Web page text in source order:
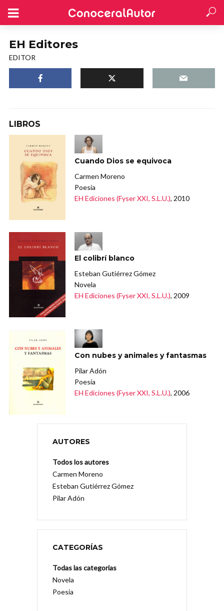
EH Editores
EDITOR
LIBROS
Cuando Dios se equivoca
Carmen Moreno
Poesía
EH Ediciones (Fyser XXI, S.L.U.), 2010
El colibrí blanco
Esteban Gutiérrez Gómez
Novela
EH Ediciones (Fyser XXI, S.L.U.), 2009
Con nubes y animales y fantasmas
Pilar Adón
Poesía
EH Ediciones (Fyser XXI, S.L.U.), 2006
AUTORES
Todos los autores
Carmen Moreno
Esteban Gutiérrez Gómez
Pilar Adón
CATEGORÍAS
Todas las categorias
Novela
Poesía